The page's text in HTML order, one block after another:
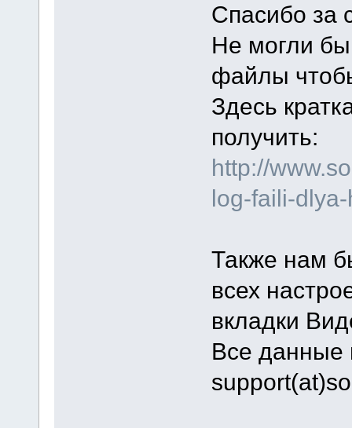
Спасибо за
Не могли
файлы
Здесь
получить:
http://
log-faili-
Также нам
всех
вкладки
Все данные